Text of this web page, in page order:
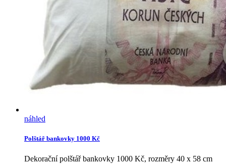
náhled
Polštář bankovky 1000 Kč
Dekorační polštář bankovky 1000 Kč, rozměry 40 x 58 cm